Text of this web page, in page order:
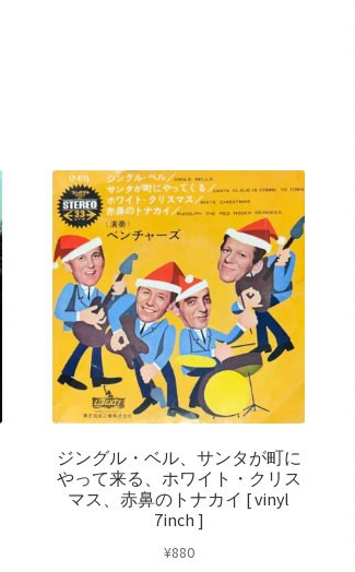
ジングル・ベル、サンタが町に
やって来る、ホワイト・クリス
マス、赤鼻のトナカイ [ vinyl
7inch ]
¥880